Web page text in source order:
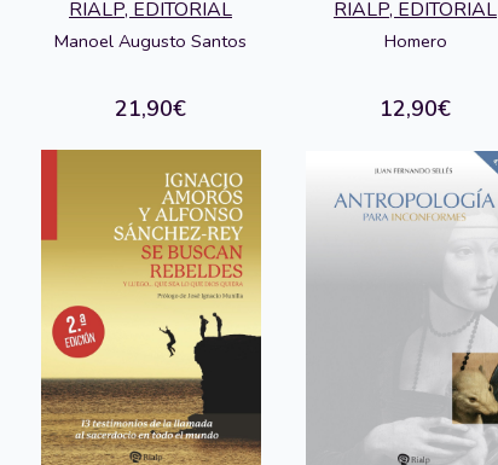
RIALP, EDITORIAL
Manoel Augusto Santos
21,90€
RIALP, EDITORIAL
Homero
12,90€